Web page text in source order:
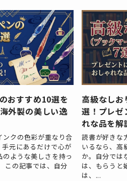
おすすめ10選を
外製の美しい逸
ンクの色彩が重なり合
元にあるだけで心が
ような美しさを持っ
この記事では、自分
高級なし
選！プレゼ
れな品を解
読書が好きな
いるなら、高
か。自分では
は、もらうと
は、...